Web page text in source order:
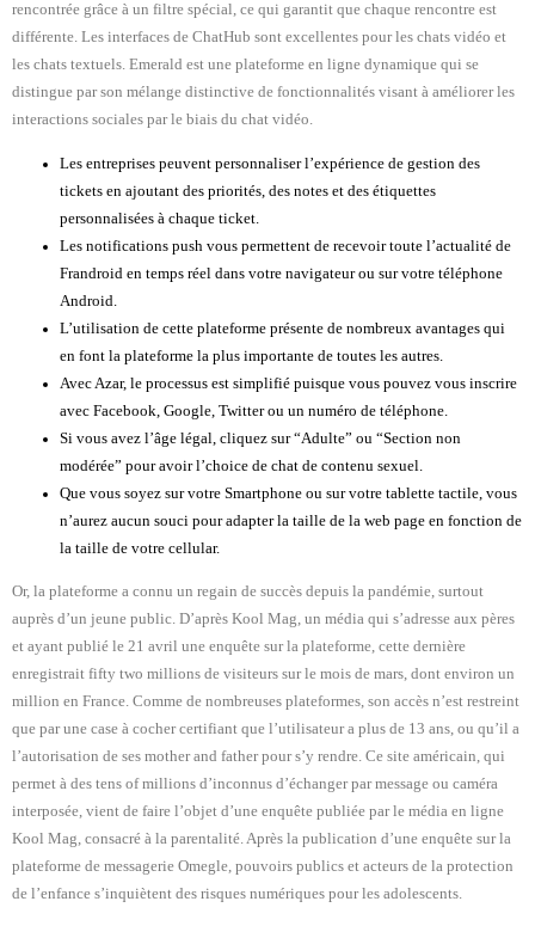
rencontrée grâce à un filtre spécial, ce qui garantit que chaque rencontre est
différente. Les interfaces de ChatHub sont excellentes pour les chats vidéo et
les chats textuels. Emerald est une plateforme en ligne dynamique qui se
distingue par son mélange distinctive de fonctionnalités visant à améliorer les
interactions sociales par le biais du chat vidéo.
Les entreprises peuvent personnaliser l’expérience de gestion des
tickets en ajoutant des priorités, des notes et des étiquettes
personnalisées à chaque ticket.
Les notifications push vous permettent de recevoir toute l’actualité de
Frandroid en temps réel dans votre navigateur ou sur votre téléphone
Android.
L’utilisation de cette plateforme présente de nombreux avantages qui
en font la plateforme la plus importante de toutes les autres.
Avec Azar, le processus est simplifié puisque vous pouvez vous inscrire
avec Facebook, Google, Twitter ou un numéro de téléphone.
Si vous avez l’âge légal, cliquez sur “Adulte” ou “Section non
modérée” pour avoir l’choice de chat de contenu sexuel.
Que vous soyez sur votre Smartphone ou sur votre tablette tactile, vous
n’aurez aucun souci pour adapter la taille de la web page en fonction de
la taille de votre cellular.
Or, la plateforme a connu un regain de succès depuis la pandémie, surtout
auprès d’un jeune public. D’après Kool Mag, un média qui s’adresse aux pères
et ayant publié le 21 avril une enquête sur la plateforme, cette dernière
enregistrait fifty two millions de visiteurs sur le mois de mars, dont environ un
million en France. Comme de nombreuses plateformes, son accès n’est restreint
que par une case à cocher certifiant que l’utilisateur a plus de 13 ans, ou qu’il a
l’autorisation de ses mother and father pour s’y rendre. Ce site américain, qui
permet à des tens of millions d’inconnus d’échanger par message ou caméra
interposée, vient de faire l’objet d’une enquête publiée par le média en ligne
Kool Mag, consacré à la parentalité. Après la publication d’une enquête sur la
plateforme de messagerie Omegle, pouvoirs publics et acteurs de la protection
de l’enfance s’inquiètent des risques numériques pour les adolescents.